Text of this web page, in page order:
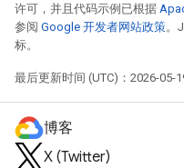
许可，并且代码示例已根据
参阅 Google 开发者网站政策。
标。
最后更新时间 (UTC)：2026-05-
博客
X (Twitter)